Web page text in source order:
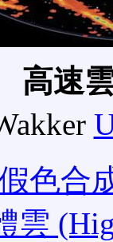
高速
色合
雲